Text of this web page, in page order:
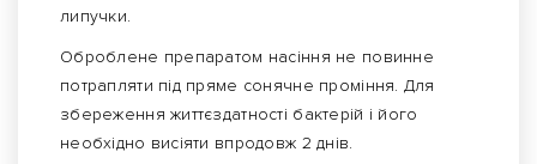
липучки.
Оброблене препаратом насіння не повинне
потрапляти під пряме сонячне проміння. Для
збереження життєздатності бактерій і його
необхідно висіяти впродовж 2 днів.